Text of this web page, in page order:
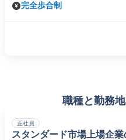
完全歩合制
職種と勤務
正社員
スタンダード市場上場企